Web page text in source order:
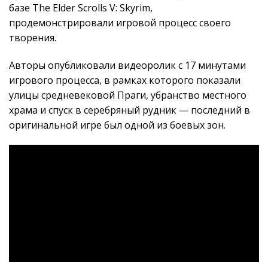
базе The Elder Scrolls V: Skyrim,
продемонстрировали игровой процесс своего
творения.
Авторы опубликовали видеоролик с 17 минутами
игрового процесса, в рамках которого показали
улицы средневековой Праги, убранство местного
храма и спуск в серебряный рудник — последний в
оригинальной игре был одной из боевых зон.